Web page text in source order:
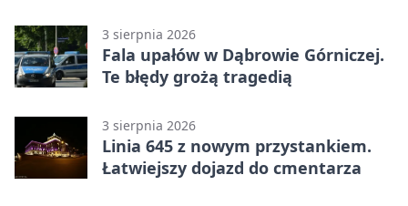
3 sierpnia 2026
Fala upałów w Dąbrowie Górniczej.
Te błędy grożą tragedią
3 sierpnia 2026
Linia 645 z nowym przystankiem.
Łatwiejszy dojazd do cmentarza